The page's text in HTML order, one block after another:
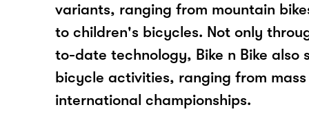
variants, ranging from mountain
to children's bicycles. Not only
to-date technology, Bike n Bike also
bicycle activities, ranging from
international championships.